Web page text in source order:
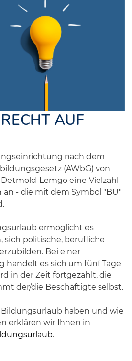
AUF
nach dem
(AWbG) von
Lemgo eine Vielzahl
- die mit dem Symbol "BU"
ermöglicht es
sich politische, berufliche
Bei einer
handelt es sich um fünf Tage
in der Zeit fortgezahlt, die
der/die Beschäftigte selbst.
Bildungsurlaub haben und wie
erklären wir Ihnen in
.